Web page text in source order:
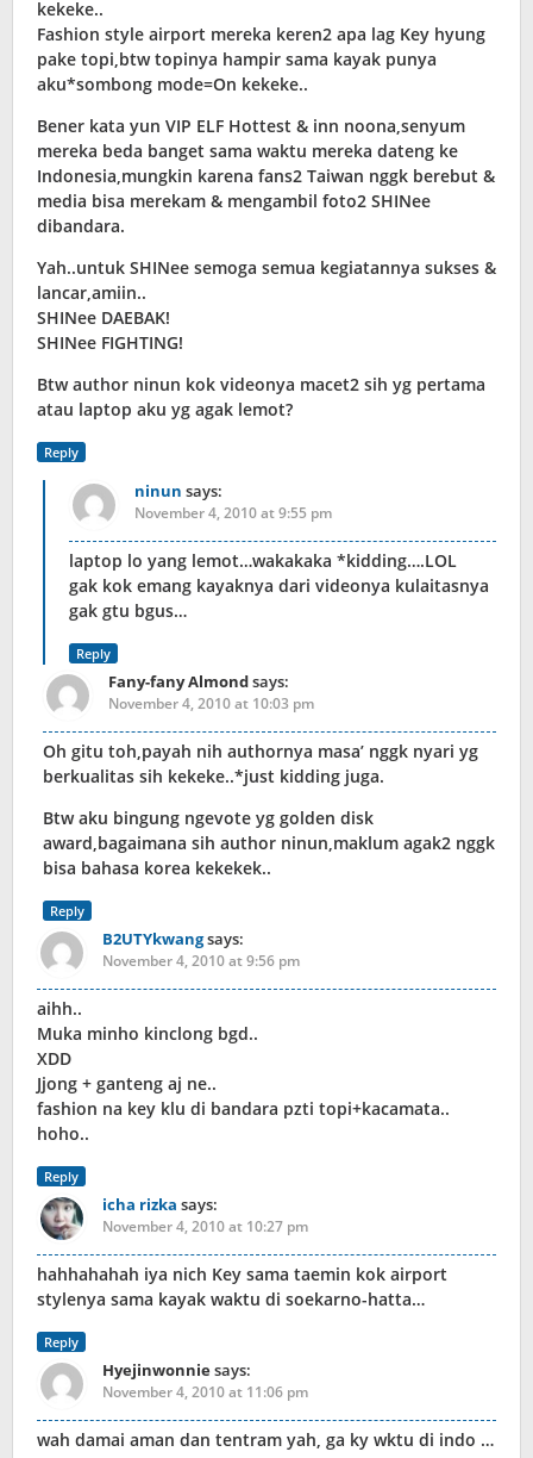
kekeke..
Fashion style airport mereka keren2 apa lag Key hyung
pake topi,btw topinya hampir sama kayak punya
aku*sombong mode=On kekeke..
Bener kata yun VIP ELF Hottest & inn noona,senyum
mereka beda banget sama waktu mereka dateng ke
Indonesia,mungkin karena fans2 Taiwan nggk berebut &
media bisa merekam & mengambil foto2 SHINee
dibandara.
Yah..untuk SHINee semoga semua kegiatannya sukses &
lancar,amiin..
SHINee DAEBAK!
SHINee FIGHTING!
Btw author ninun kok videonya macet2 sih yg pertama
atau laptop aku yg agak lemot?
Reply
ninun says:
November 4, 2010 at 9:55 pm
laptop lo yang lemot…wakakaka *kidding….LOL
gak kok emang kayaknya dari videonya kulaitasnya
gak gtu bgus…
Reply
Fany-fany Almondsays:
November 4, 2010 at 10:03 pm
Oh gitu toh,payah nih authornya masa’ nggk nyari yg
berkualitas sih kekeke..*just kidding juga.
Btw aku bingung ngevote yg golden disk
award,bagaimana sih author ninun,maklum agak2 nggk
bisa bahasa korea kekekek..
Reply
B2UTYkwangsays:
November 4, 2010 at 9:56 pm
aihh..
Muka minho kinclong bgd..
XDD
Jjong + ganteng aj ne..
fashion na key klu di bandara pzti topi+kacamata..
hoho..
Reply
icha rizka says:
November 4, 2010 at 10:27 pm
hahhahahah iya nich Key sama taemin kok airport
stylenya sama kayak waktu di soekarno-hatta…
Reply
Hyejinwonniesays:
November 4, 2010 at 11:06 pm
wah damai aman dan tentram yah, ga ky wktu di indo …